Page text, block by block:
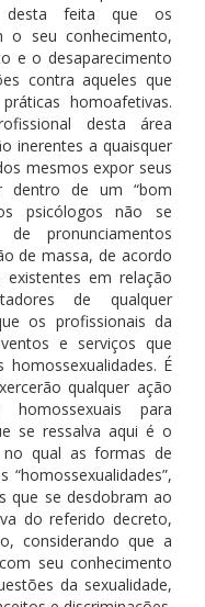
desta feita que os
o seu conhecimento,
e o desaparecimento
contra aqueles que
homoafetivas.
desta área
inerentes a quaisquer
mesmos expor seus
dentro de um “bom
psicólogos não se
pronunciamentos
de massa, de acordo
em relação
de qualquer
os profissionais da
e serviços que
É
qualquer ação
para
se ressalva aqui é o
qual as formas de
que se desdobram ao
do referido decreto,
considerando que a
seu conhecimento
da sexualidade,